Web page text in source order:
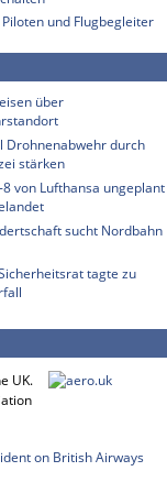
Piloten und Flugbegleiter
über
Drohnenabwehr durch
stärken
von Lufthansa ungeplant
sucht Nordbahn
tagte zu
UK.
on British Airways